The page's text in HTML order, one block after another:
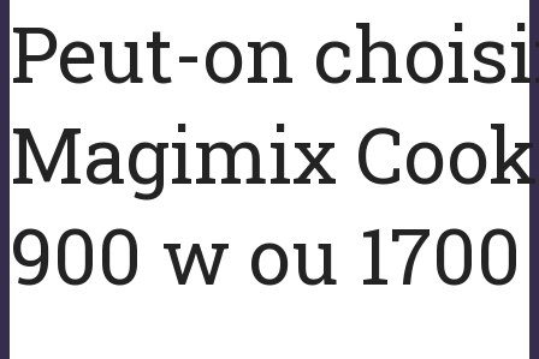
Peut-on
Magimix
900 w ou